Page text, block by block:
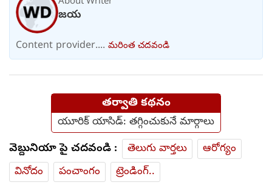
జయ
Content provider.... మరింత చదవండి
తర్వాతి కథనం
యూరిక్ యాసిడ్: తగ్గించుకునే మార్గాలు
వెబ్దునియా పై చదవండి : తెలుగు వార్తలు
ఆరోగ్యం
వినోదం
పంచాంగం ట్రెండింగ్..